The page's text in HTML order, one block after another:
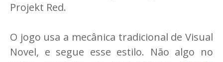
Projekt Red.
O jogo usa a mecânica tradicional de Visual
Novel, e segue esse estilo. Não algo no